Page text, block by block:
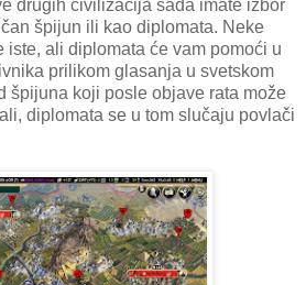
drugih civilizacija sada imate izbor
špijun ili kao diplomata. Neke
iste, ali diplomata će vam pomoći u
prilikom glasanja u svetskom
špijuna koji posle objave rata može
diplomata se u tom slučaju povlači